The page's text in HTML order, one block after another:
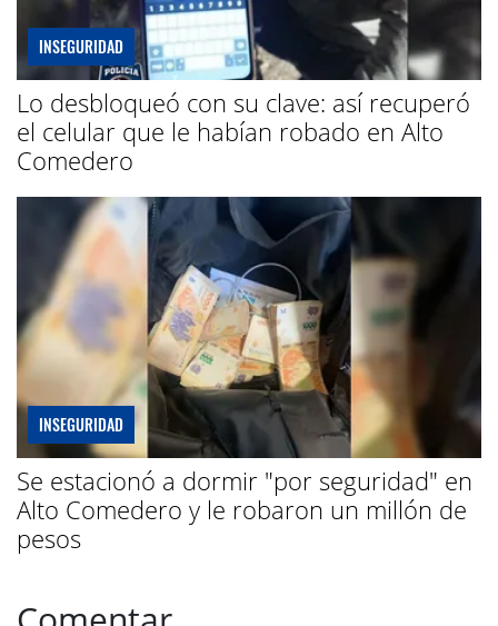
INSEGURIDAD
Lo desbloqueó con su clave: así recuperó
el celular que le habían robado en Alto
Comedero
INSEGURIDAD
Se estacionó a dormir "por seguridad" en
Alto Comedero y le robaron un millón de
pesos